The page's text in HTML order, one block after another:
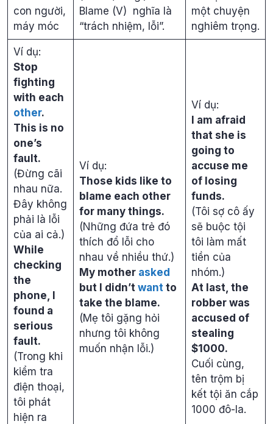
con người,
máy móc
Blame (V) nghĩa là
“trách nhiệm, lỗi”.
một chuyện
nghiêm trọng.
Ví dụ:
Stop
fighting
with each
other.
This is no
one’s
fault.
(Đừng cãi
nhau nữa.
Đây không
phải là lỗi
của ai cả.)
While
checking
the
phone, I
found a
serious
fault.
(Trong khi
kiểm tra
điện thoại,
tôi phát
hiện ra
Ví dụ:
Those kids like to
blame each other
for many things.
(Những đứa trẻ đó
thích đổ lỗi cho
nhau về nhiều thứ.)
My mother asked
but I didn’t want to
take the blame.
(Mẹ tôi gặng hỏi
nhưng tôi không
muốn nhận lỗi.)
Ví dụ:
I am afraid
that she is
going to
accuse me
of losing
funds.
(Tôi sợ cô ấy
sẽ buộc tội
tôi làm mất
tiền của
nhóm.)
At last, the
robber was
accused of
stealing
$1000.
Cuối cùng,
tên trộm bị
kết tội ăn cắp
1000 đô-la.